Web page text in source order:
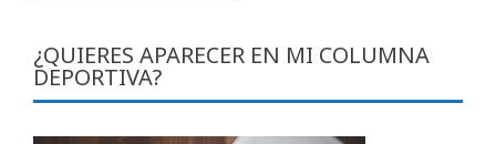
¿QUIERES APARECER EN MI COLUMNA
DEPORTIVA?